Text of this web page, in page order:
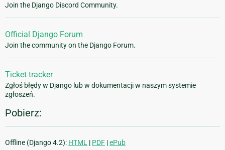
Join the Django Discord Community.
Official Django Forum
Join the community on the Django Forum.
Ticket tracker
Zgłoś błędy w Django lub w dokumentacji w naszym systemie
zgłoszeń.
Pobierz:
Offline (Django 4.2): HTML | PDF |ePub